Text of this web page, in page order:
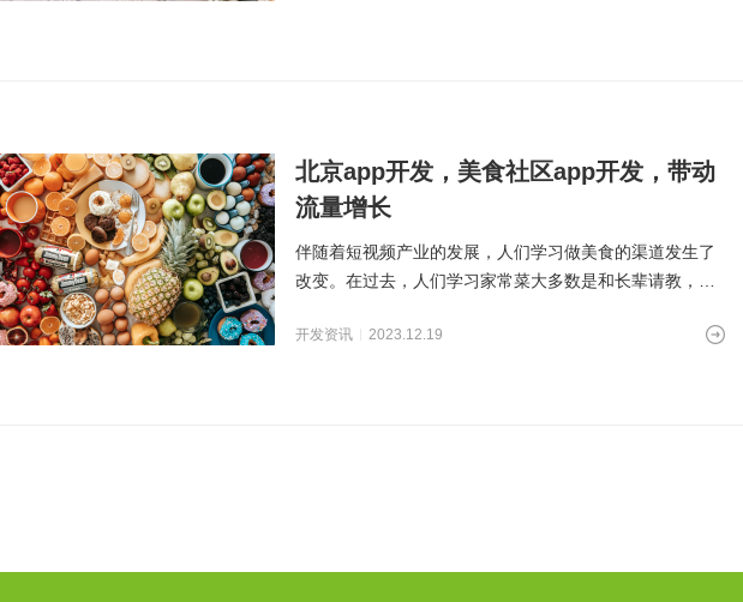
北京app开发，美食社区app开发，带动
流量增长
伴随着短视频产业的发展，人们学习做美食的渠道发生了
改变。在过去，人们学习家常菜大多数是和长辈请教，而
开发资讯 2023.12.19